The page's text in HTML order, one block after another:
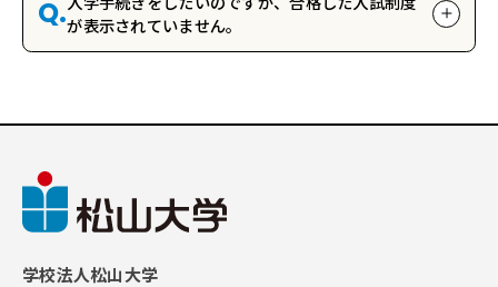
Q.が表示されていません。
学校法人松山大学